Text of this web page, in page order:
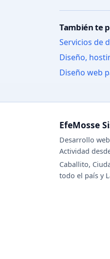
También te
Servicios de
Diseño,
Diseño web
EfeMosse
Desarrollo
Actividad
Caballito,
todo el país y